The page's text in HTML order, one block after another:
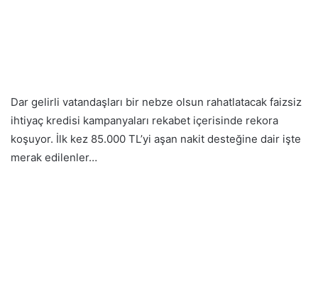
Dar gelirli vatandaşları bir nebze olsun rahatlatacak faizsiz
ihtiyaç kredisi kampanyaları rekabet içerisinde rekora
koşuyor. İlk kez 85.000 TL’yi aşan nakit desteğine dair işte
merak edilenler…